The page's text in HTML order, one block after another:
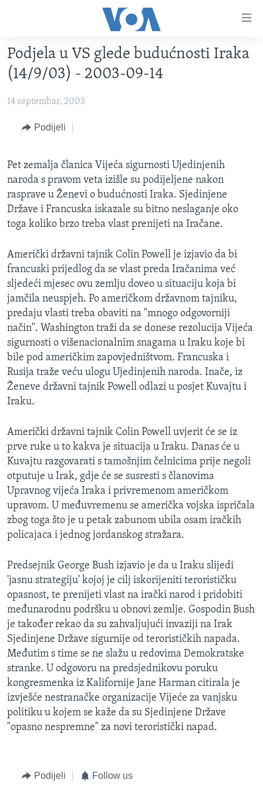
glavni
sadržaj
Pređi
na
navigaciju
na
pretragu
TV PROGRAM
VIDEO
FOTOGRAFIJE DANA
VIJESTI
BOSNA I HERCEGOVINA
SPECIJALNI PROJEKTI
KORUPCIJA
SLOBODA MEDIJA
ŽENSKA STRANA
IZBJEGLIČKA STRANA
MAGAZIN
O GLASU AMERIKE
Learning English
PRATITE NAS
Podjela u VS glede budućnosti Iraka
(14/9/03) - 2003-09-14
14 septembar, 2003
Podijeli
Pet zemalja članica Vijeća sigurnosti Ujedinjenih
naroda s pravom veta izišle su podijeljene nakon
rasprave u Ženevi o budućnosti Iraka. Sjedinjene
Države i Francuska iskazale su bitno neslaganje oko
toga koliko brzo treba vlast prenijeti na Iračane.
Američki državni tajnik Colin Powell je izjavio da bi
francuski prijedlog da se vlast preda Iračanima već
sljedeći mjesec ovu zemlju doveo u situaciju koja bi
jamčila neuspjeh. Po američkom državnom tajniku,
predaju vlasti treba obaviti na "mnogo odgovorniji
način". Washington traži da se donese rezolucija Vijeća
sigurnosti o višenacionalnim snagama u Iraku koje bi
bile pod američkim zapovjedništvom. Francuska i
Rusija traže veću ulogu Ujedinjenih naroda. Inače, iz
Ženeve državni tajnik Powell odlazi u posjet Kuvajtu i
Iraku.
Američki državni tajnik Colin Powell uvjerit će se iz
prve ruke u to kakva je situacija u Iraku. Danas će u
Kuvajtu razgovarati s tamošnjim čelnicima prije negoli
otputuje u Irak, gdje će se susresti s članovima
Upravnog vijeća Iraka i privremenom američkom
upravom. U međuvremenu se američka vojska ispričala
zbog toga što je u petak zabunom ubila osam iračkih
policajaca i jednog jordanskog stražara.
Predsejnik George Bush izjavio je da u Iraku slijedi
'jasnu strategiju' kojoj je cilj iskorijeniti terorističku
opasnost, te prenijeti vlast na irački narod i pridobiti
međunarodnu podršku u obnovi zemlje. Gospodin Bush
je također rekao da su zahvaljujući invaziji na Irak
Sjedinjene Države sigurnije od terorističkih napada.
Međutim s time se ne slažu u redovima Demokratske
stranke. U odgovoru na predsjednikovu poruku
kongresmenka iz Kalifornije Jane Harman citirala je
izvješće nestranačke organizacije Vijeće za vanjsku
politiku u kojem se kaže da su Sjedinjene Države
"opasno nespremne" za novi teroristički napad.
Podijeli Follow us